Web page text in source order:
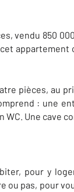
vendu 850
appartement
pièces, au
: une
Une cave
pour y
ou pas, pour